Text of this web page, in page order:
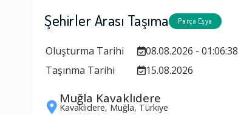
Şehirler Arası Taşıma Parça Eşya
Oluşturma Tarihi
08.08.2026 - 01:06:38
Taşınma Tarihi
15.08.2026
Muğla Kavaklıdere
Kavaklıdere, Muğla, Türkiye